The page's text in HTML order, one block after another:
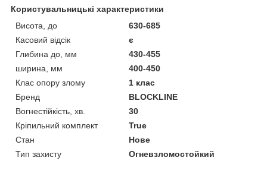
Користувальницькі характеристики
Висота, до
630-685
Касовий відсік
є
Глибина до, мм
430-455
ширина, мм
400-450
Клас опору злому
1 клас
Бренд
BLOCKLINE
Вогнестійкість, хв.
30
Кріпильний комплект
True
Стан
Нове
Тип захисту
Огневзломостойкий